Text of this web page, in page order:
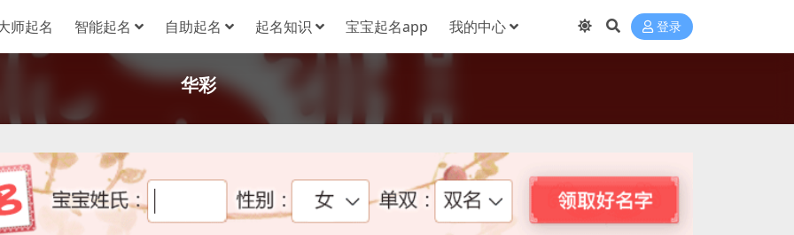
师起名 智能起名 自助起名 起名知识 宝宝起名app 我的中心 登录
华彩